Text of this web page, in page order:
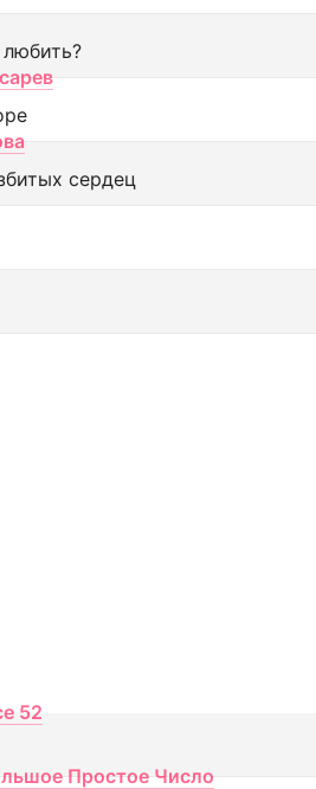
сердец
52
Простое Число